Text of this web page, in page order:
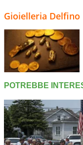
Gioielleria Delfino